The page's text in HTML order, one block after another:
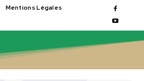
Mentions Légales